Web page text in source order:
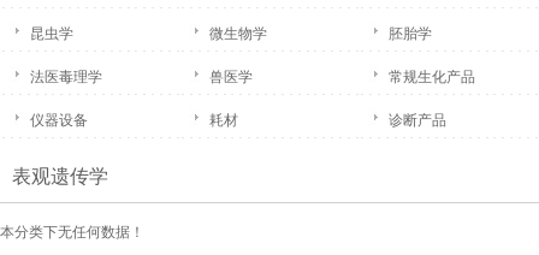
昆虫学 微生物学 胚胎学
法医毒理学 兽医学 常规生化产品
仪器设备 耗材 诊断产品
表观遗传学
本分类下无任何数据！